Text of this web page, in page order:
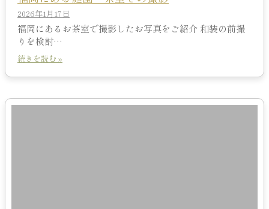
2026年1月17日
福岡にあるお茶室で撮影したお写真をご紹介 和装の前撮
りを検討…
続きを読む »